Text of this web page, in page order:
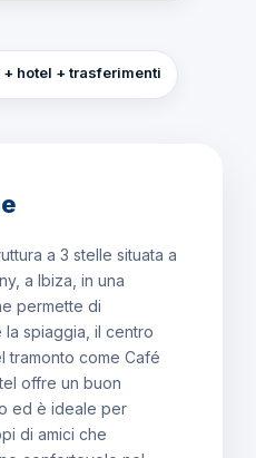
hotel + trasferimenti
a 3 stelle situata a
a Ibiza, in una
permette di
spiaggia, il centro
tramonto come Café
offre un buon
ed è ideale per
di amici che